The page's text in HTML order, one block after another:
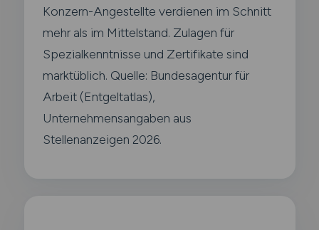
Konzern-Angestellte verdienen im Schnitt
mehr als im Mittelstand. Zulagen für
Spezialkenntnisse und Zertifikate sind
marktüblich. Quelle: Bundesagentur für
Arbeit (Entgeltatlas),
Unternehmensangaben aus
Stellenanzeigen 2026.